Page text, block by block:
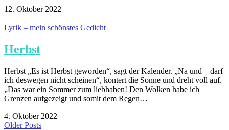
12. Oktober 2022
Lyrik – mein schönstes Gedicht
Herbst
Herbst „Es ist Herbst geworden“, sagt der Kalender. „Na und – darf
ich deswegen nicht scheinen“, kontert die Sonne und dreht voll auf.
„Das war ein Sommer zum liebhaben! Den Wolken habe ich
Grenzen aufgezeigt und somit dem Regen…
4. Oktober 2022
Older Posts